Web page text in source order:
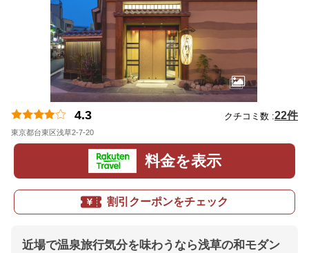
4.3 クチコミ数 :22件
東京都台東区浅草2-7-20
料金を表示
割引クーポンをチェック
近場で温泉旅行気分を味わうなら浅草の和モダン